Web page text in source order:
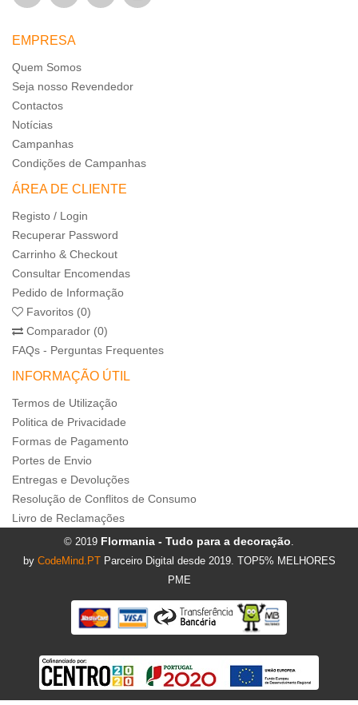
EMPRESA
Quem Somos
Seja nosso Revendedor
Contactos
Notícias
Campanhas
Condições de Campanhas
ÁREA DE CLIENTE
Registo / Login
Recuperar Password
Carrinho & Checkout
Consultar Encomendas
Pedido de Informação
Favoritos (0)
Comparador (0)
FAQs - Perguntas Frequentes
INFORMAÇÃO ÚTIL
Termos de Utilização
Politica de Privacidade
Formas de Pagamento
Portes de Envio
Entregas e Devoluções
Resolução de Conflitos de Consumo
Livro de Reclamações
© 2019 Flormania - Tudo para a decoração.
by CodeMind.PT Parceiro Digital desde 2019. TOP5% MELHORES
PME